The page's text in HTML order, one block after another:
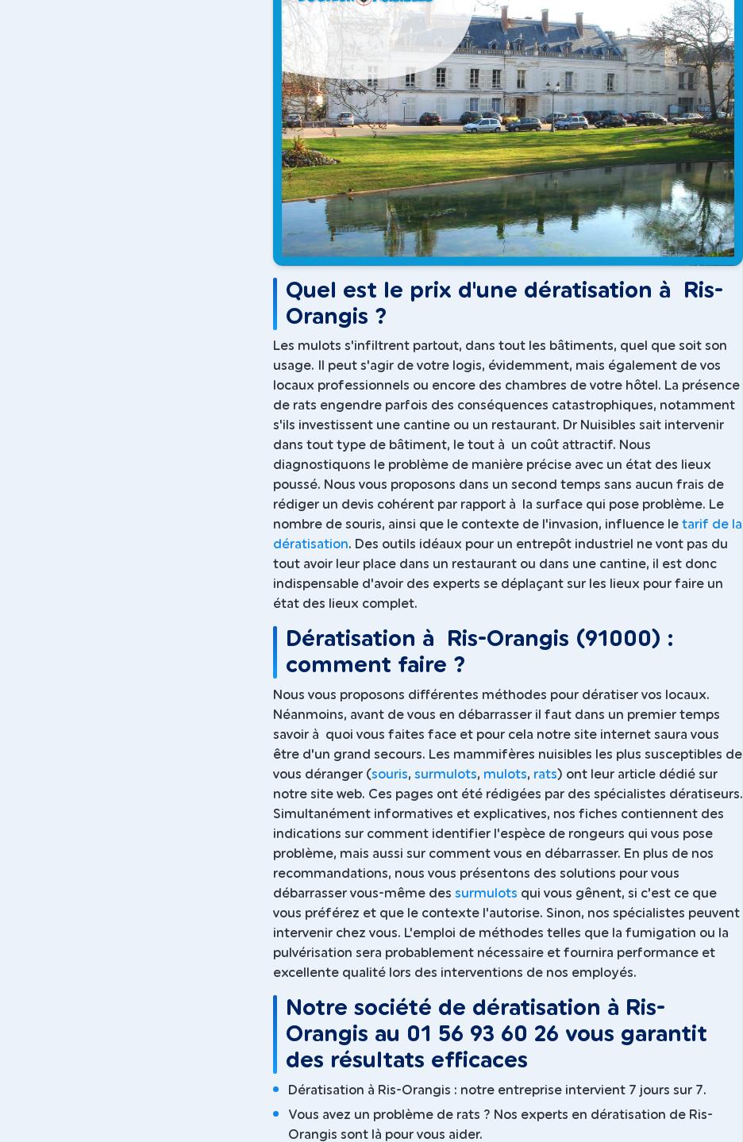
Quel est le prix d'une dératisation à Ris-
Orangis ?
Les mulots s'infiltrent partout, dans tout les bâtiments, quel que soit son
usage. Il peut s'agir de votre logis, évidemment, mais également de vos
locaux professionnels ou encore des chambres de votre hôtel. La présence
de rats engendre parfois des conséquences catastrophiques, notamment
s'ils investissent une cantine ou un restaurant. Dr Nuisibles sait intervenir
dans tout type de bâtiment, le tout à un coût attractif. Nous
diagnostiquons le problème de manière précise avec un état des lieux
poussé. Nous vous proposons dans un second temps sans aucun frais de
rédiger un devis cohérent par rapport à la surface qui pose problème. Le
nombre de souris, ainsi que le contexte de l'invasion, influence le tarif de la
dératisation. Des outils idéaux pour un entrepôt industriel ne vont pas du
tout avoir leur place dans un restaurant ou dans une cantine, il est donc
indispensable d'avoir des experts se déplaçant sur les lieux pour faire un
état des lieux complet.
Dératisation à Ris-Orangis (91000) :
comment faire ?
Nous vous proposons différentes méthodes pour dératiser vos locaux.
Néanmoins, avant de vous en débarrasser il faut dans un premier temps
savoir à quoi vous faites face et pour cela notre site internet saura vous
être d'un grand secours. Les mammifères nuisibles les plus susceptibles de
vous déranger (souris, surmulots, mulots, rats) ont leur article dédié sur
notre site web. Ces pages ont été rédigées par des spécialistes dératiseurs.
Simultanément informatives et explicatives, nos fiches contiennent des
indications sur comment identifier l'espèce de rongeurs qui vous pose
problème, mais aussi sur comment vous en débarrasser. En plus de nos
recommandations, nous vous présentons des solutions pour vous
débarrasser vous-même des surmulots qui vous gênent, si c'est ce que
vous préférez et que le contexte l'autorise. Sinon, nos spécialistes peuvent
intervenir chez vous. L'emploi de méthodes telles que la fumigation ou la
pulvérisation sera probablement nécessaire et fournira performance et
excellente qualité lors des interventions de nos employés.
Notre société de dératisation à Ris-
Orangis au 01 56 93 60 26 vous garantit
des résultats efficaces
Dératisation à Ris-Orangis : notre entreprise intervient 7 jours sur 7.
Vous avez un problème de rats ? Nos experts en dératisation de Ris-
Orangis sont là pour vous aider.